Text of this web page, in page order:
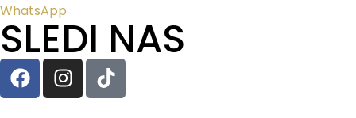
WhatsApp
SLEDI NAS